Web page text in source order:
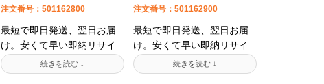
注文番号：501162800
最短で即日発送、翌日お届
け。安くて早い即納リサイ
クルトナーです!お待たせし
ません! リサイクル工場で
注文番号：501162900
最短で即日発送、翌日お届
け。安くて早い即納リサイ
クルトナーです!お待たせし
ません! リサイクル工場で